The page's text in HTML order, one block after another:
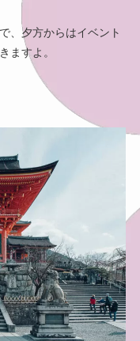
、夕方からはイベント
ますよ。